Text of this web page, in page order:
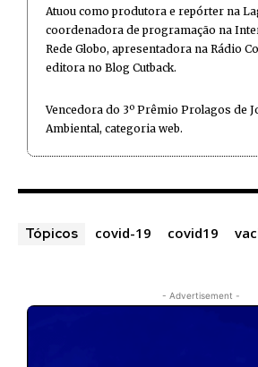
Atuou como produtora e repórter na
coordenadora de programação na
Rede Globo, apresentadora na Rádio
editora no Blog Cutback.
Vencedora do 3º Prêmio Prolagos de
Ambiental, categoria web.
Tópicos covid-19 covid19
- Advertisement -